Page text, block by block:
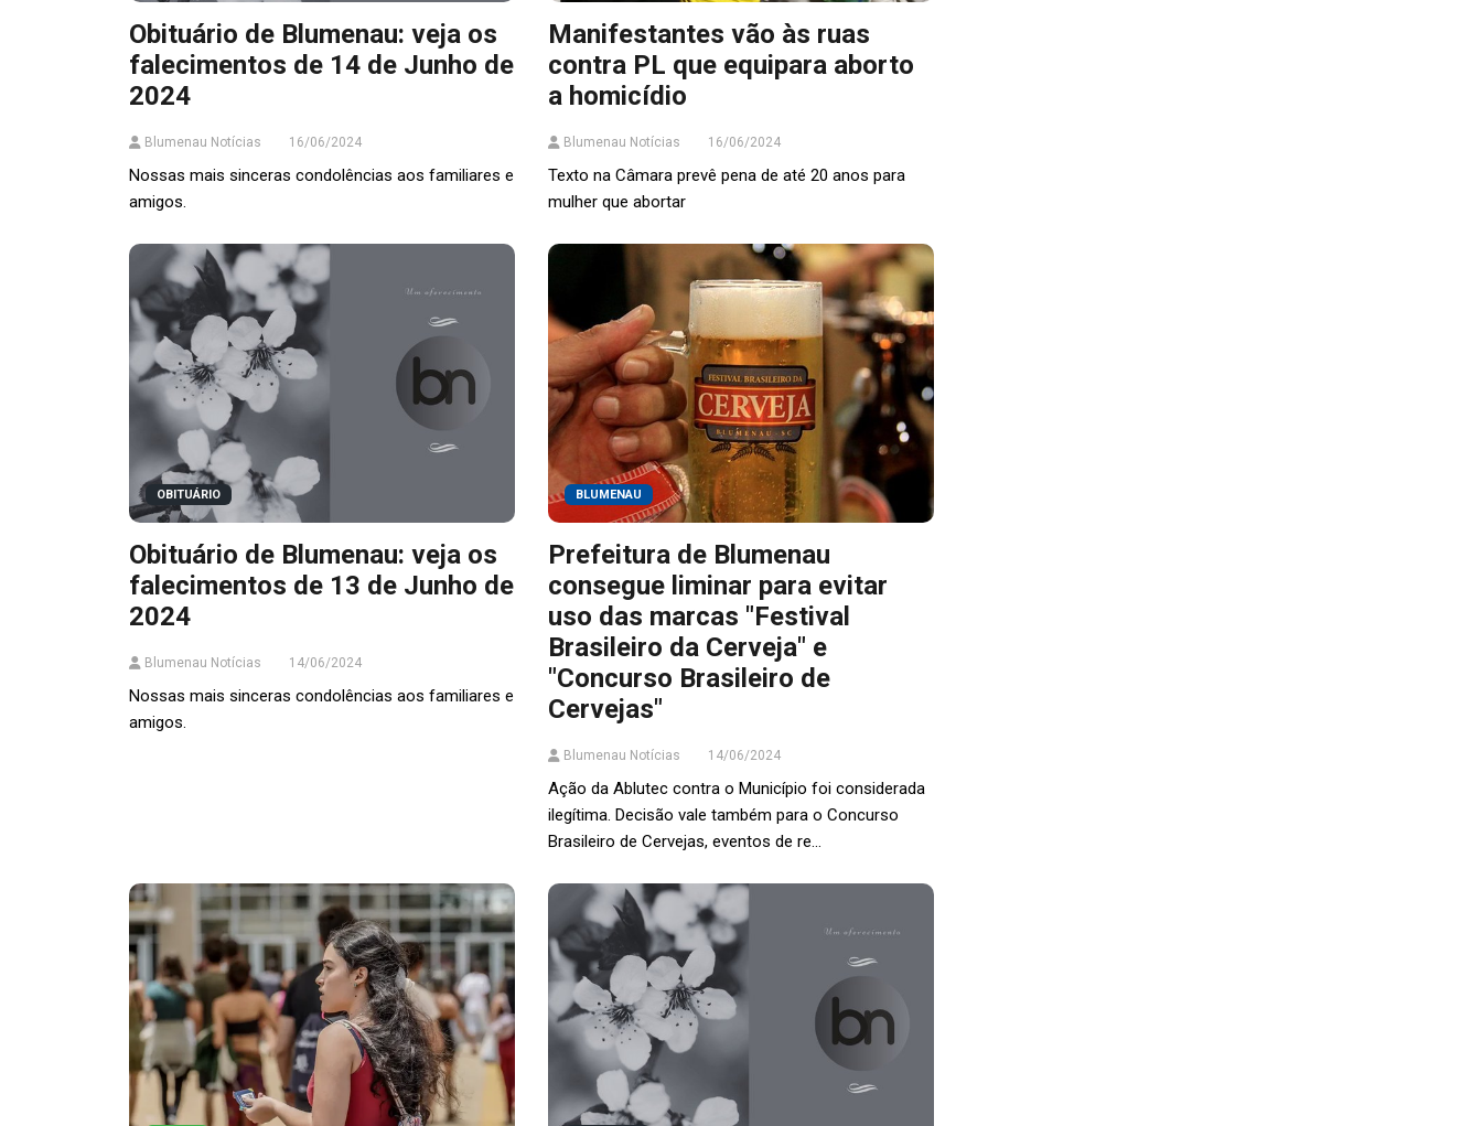
Obituário de Blumenau: veja os
falecimentos de 14 de Junho de
2024
Blumenau Notícias 16/06/2024
Nossas mais sinceras condolências aos familiares e
amigos.
Manifestantes vão às ruas
contra PL que equipara aborto
a homicídio
Blumenau Notícias 16/06/2024
Texto na Câmara prevê pena de até 20 anos para
mulher que abortar
OBITUÁRIO
Obituário de Blumenau: veja os
falecimentos de 13 de Junho de
2024
Blumenau Notícias 14/06/2024
Nossas mais sinceras condolências aos familiares e
amigos.
BLUMENAU
Prefeitura de Blumenau
consegue liminar para evitar
uso das marcas "Festival
Brasileiro da Cerveja" e
"Concurso Brasileiro de
Cervejas"
Blumenau Notícias 14/06/2024
Ação da Ablutec contra o Município foi considerada
ilegítima. Decisão vale também para o Concurso
Brasileiro de Cervejas, eventos de re...